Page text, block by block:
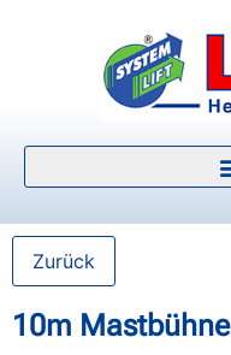
Zurück
10m Mastbühne